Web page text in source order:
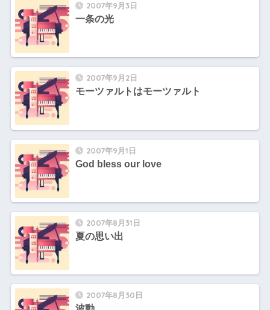
2007年9月3日
一条の光
2007年9月2日
モーツァルトはモーツァルト
2007年9月1日
God bless our love
2007年8月31日
夏の思い出
2007年8月30日